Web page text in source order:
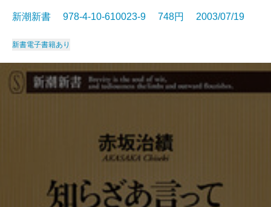
新潮新書 978-4-10-610023-9 748円 2003/07/19
新書電子書籍あり